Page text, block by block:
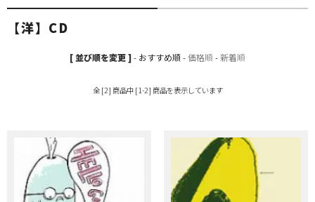
【洋】CD
[ 並び順を変更 ]- おすすめ順-価格順 -新着順
全 [2] 商品中 [1-2] 商品を表示しています